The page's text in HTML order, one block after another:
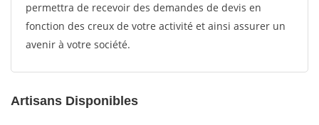
permettra de recevoir des demandes de devis en
fonction des creux de votre activité et ainsi assurer un
avenir à votre société.
Artisans Disponibles